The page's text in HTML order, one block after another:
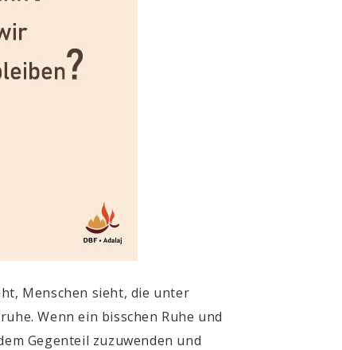
Menschen sieht, die unter
Wenn ein bisschen Ruhe und
Gegenteil zuzuwenden und